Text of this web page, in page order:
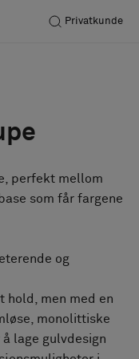
Privatkunde
perfekt mellom
som får fargene
og
hold, men med en
monolittiske
lage gulvdesign